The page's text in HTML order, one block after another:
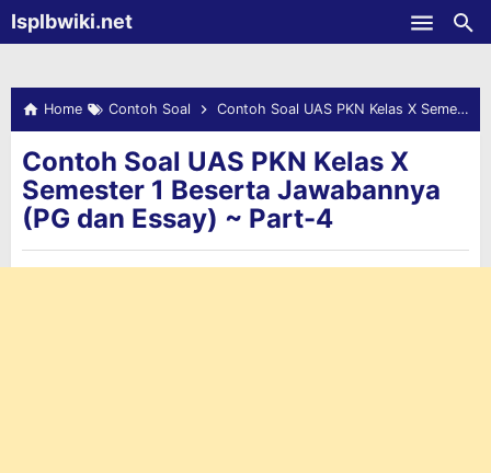
-->Isplbwiki.net
Home Contoh Soal Contoh Soal UAS PKN Kelas X Semester 1 Beserta Jawabannya (PG dan Essay) ~ Part-4
Contoh Soal UAS PKN Kelas X
Semester 1 Beserta Jawabannya
(PG dan Essay) ~ Part-4